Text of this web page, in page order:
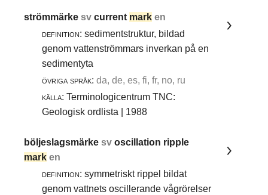
strömmärkesvcurrent mark en
definition: sedimentstruktur, bildad
genom vattenströmmars inverkan på en
sedimentyta
övriga språk: da, de, es, fi, fr, no, ru
källa: Terminologicentrum TNC:
Geologisk ordlista | 1988
böljeslagsmärkesvoscillation ripple
mark en
definition: symmetriskt rippel bildat
genom vattnets oscillerande vågrörelser